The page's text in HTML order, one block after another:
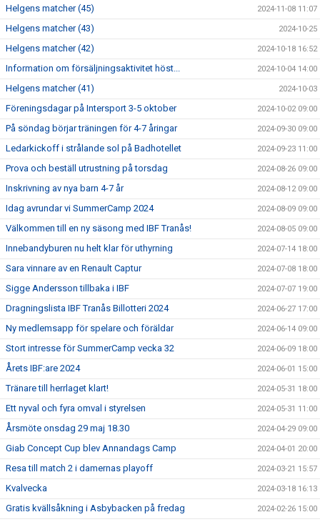
Helgens matcher (45) 2024-11-08 11:07
Helgens matcher (43) 2024-10-25
Helgens matcher (42) 2024-10-18 16:52
Information om försäljningsaktivitet höst... 2024-10-04 14:00
Helgens matcher (41) 2024-10-03
Föreningsdagar på Intersport 3-5 oktober 2024-10-02 09:00
På söndag börjar träningen för 4-7 åringar 2024-09-30 09:00
Ledarkickoff i strålande sol på Badhotellet 2024-09-23 11:00
Prova och beställ utrustning på torsdag 2024-08-26 09:00
Inskrivning av nya barn 4-7 år 2024-08-12 09:00
Idag avrundar vi SummerCamp 2024 2024-08-09 09:00
Välkommen till en ny säsong med IBF Tranås! 2024-08-05 09:00
Innebandyburen nu helt klar för uthyrning 2024-07-14 18:00
Sara vinnare av en Renault Captur 2024-07-08 18:00
Sigge Andersson tillbaka i IBF 2024-07-07 19:00
Dragningslista IBF Tranås Billotteri 2024 2024-06-27 17:00
Ny medlemsapp för spelare och föräldar 2024-06-14 09:00
Stort intresse för SummerCamp vecka 32 2024-06-09 18:00
Årets IBF:are 2024 2024-06-01 15:00
Tränare till herrlaget klart! 2024-05-31 18:00
Ett nyval och fyra omval i styrelsen 2024-05-31 11:00
Årsmöte onsdag 29 maj 18.30 2024-04-29 09:00
Giab Concept Cup blev Annandags Camp 2024-04-01 20:00
Resa till match 2 i damernas playoff 2024-03-21 15:57
Kvalvecka 2024-03-18 16:13
Gratis kvällsåkning i Asbybacken på fredag 2024-02-26 15:00